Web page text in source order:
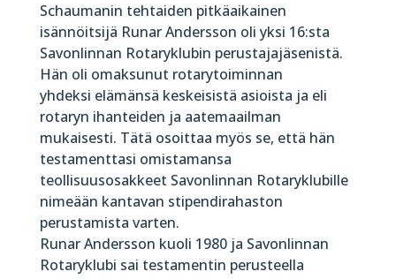
Schaumanin tehtaiden pitkäaikainen
isännöitsijä Runar Andersson oli yksi 16:sta
Savonlinnan Rotaryklubin perustajajäsenistä.
Hän oli omaksunut rotarytoiminnan
yhdeksi elämänsä keskeisistä asioista ja eli
rotaryn ihanteiden ja aatemaailman
mukaisesti. Tätä osoittaa myös se, että hän
testamenttasi omistamansa
teollisuusosakkeet Savonlinnan Rotaryklubille
nimeään kantavan stipendirahaston
perustamista varten.
Runar Andersson kuoli 1980 ja Savonlinnan
Rotaryklubi sai testamentin perusteella